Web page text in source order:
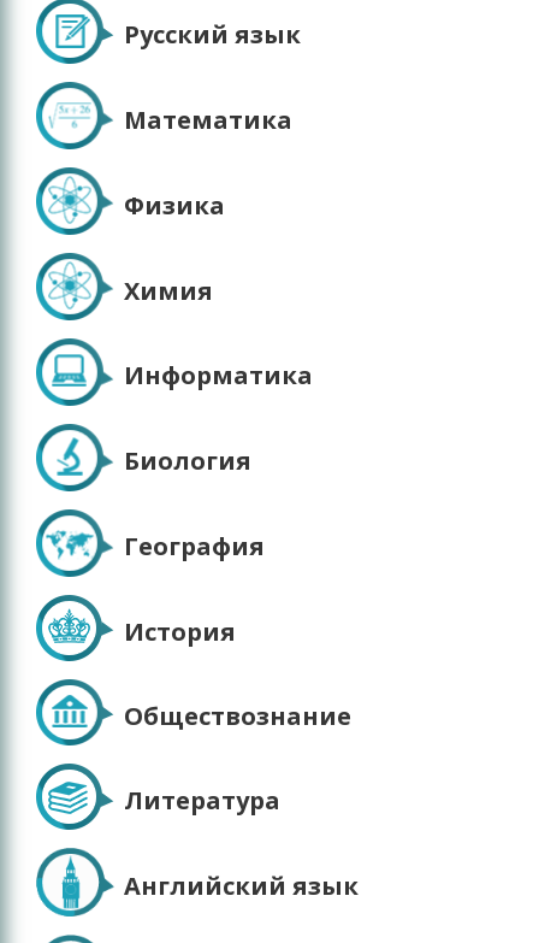
Русский язык
Математика
Физика
Химия
Информатика
Биология
География
История
Обществознание
Литература
Английский язык